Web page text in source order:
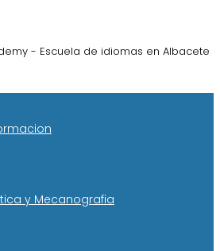
- Escuela de idiomas en Albacete
y Mecanografia